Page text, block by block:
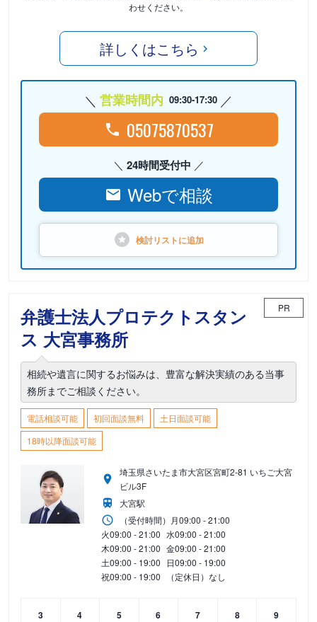
わせください。
詳しくはこちら
営業時間内 09:30-17:30
05075870537
24時間受付中
Webで相談
検討リストに追加
弁護士法人プロテクトスタン
ス 大宮事務所
PR
相続や遺言に関するお悩みは、豊富な解決実績のある当事
務所までご相談ください。
電話相談可能 初回面談無料
土日面談可能
18時以降面談可能
埼玉県さいたま市大宮区宮町2-81 いちご大宮
ビル3F
大宮駅
（受付時間） 月09:00 - 21:00
火09:00 - 21:00 水09:00 - 21:00
木09:00 - 21:00 金09:00 - 21:00
土09:00 - 19:00 日09:00 - 19:00
祝09:00 - 19:00 （定休日）なし
3
4
5
6
7
8
9